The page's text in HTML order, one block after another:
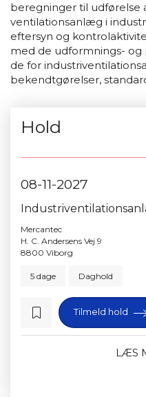
beregninger til udførelse
ventilationsanlæg i
eftersyn og
med de udformnings- og
de for
bekendtgørelser,
Hold
08-11-2027
Mercantec
H. C. Andersens Vej 9
8800 Viborg
5 dage Daghold
Tilmeld hold
LÆS